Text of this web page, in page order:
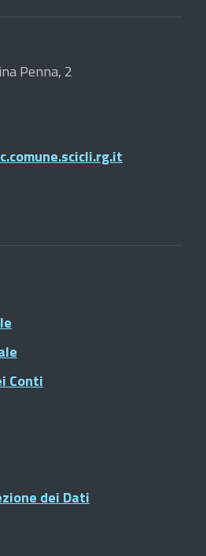
Penna, 2
Conti
dei Dati